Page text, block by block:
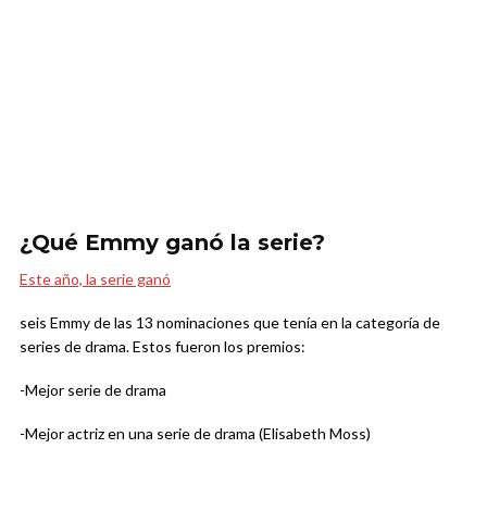
¿Qué Emmy ganó la serie?
Este año, la serie ganó
seis Emmy de las 13 nominaciones que tenía en la categoría de
series de drama. Estos fueron los premios:
-Mejor serie de drama
-Mejor actriz en una serie de drama (Elisabeth Moss)